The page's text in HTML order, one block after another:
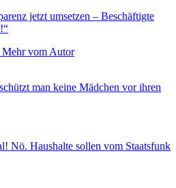
jetzt umsetzen – Beschäftigte
Mehr vom Autor
man keine Mädchen vor ihren
Nö. Haushalte sollen vom Staatsfunk